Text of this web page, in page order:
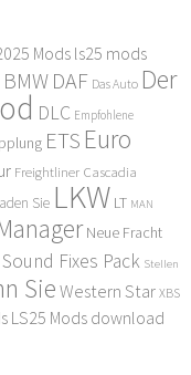
Mods ls25 mods
BMW DAF Das Auto Der
DLC Empfohlene
ETS Euro
Freightliner Cascadia
Sie LKW LT MAN
Neue Fracht
Sound Fixes Pack Stellen
Sie Western Star XBS
LS25 Mods download